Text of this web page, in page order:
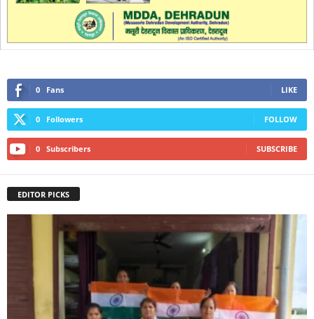
0 Fans LIKE
0 Followers FOLLOW
0 Subscribers SUBSCRIBE
EDITOR PICKS